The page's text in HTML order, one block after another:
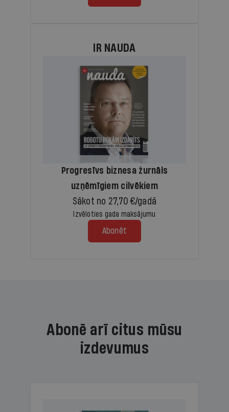
IR NAUDA
Progresīvs biznesa žurnāls
uzņēmīgiem cilvēkiem
Sākot no 27,70 €/gadā
Izvēloties gada maksājumu
Abonēt
Abonē arī citus mūsu
izdevumus